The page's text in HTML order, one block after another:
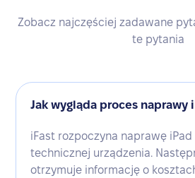
Zobacz najczęściej zadawane
te pytania
Jak wygląda proces naprawy
iFast rozpoczyna naprawę
technicznej urządzenia.
otrzymuje informację o